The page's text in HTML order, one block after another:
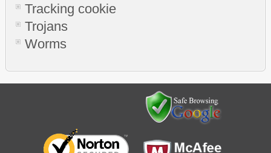
Tracking cookie
Trojans
Worms